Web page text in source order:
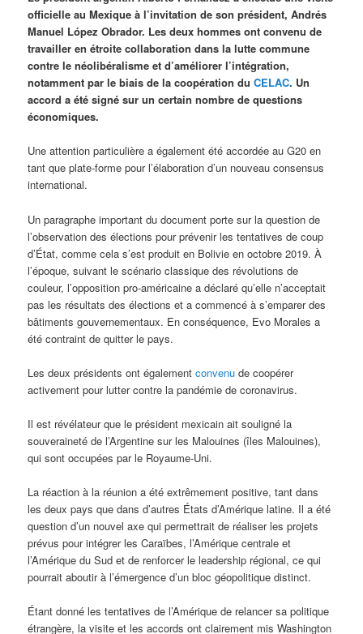
officielle au Mexique à l’invitation de son président, Andrés
Manuel López Obrador. Les deux hommes ont convenu de
travailler en étroite collaboration dans la lutte commune
contre le néolibéralisme et d’améliorer l’intégration,
notamment par le biais de la coopération duCELAC. Un
accord a été signé sur un certain nombre de questions
économiques.
Une attention particulière a également été accordée au G20 en
tant que plate-forme pour l’élaboration d’un nouveau consensus
international.
Un paragraphe important du document porte sur la question de
l’observation des élections pour prévenir les tentatives de coup
d’État, comme cela s’est produit en Bolivie en octobre 2019. À
l’époque, suivant le scénario classique des révolutions de
couleur, l’opposition pro-américaine a déclaré qu’elle n’acceptait
pas les résultats des élections et a commencé à s’emparer des
bâtiments gouvernementaux. En conséquence, Evo Morales a
été contraint de quitter le pays.
Les deux présidents ont égalementconvenu de coopérer
activement pour lutter contre la pandémie de coronavirus.
Il est révélateur que le président mexicain ait souligné la
souveraineté de l’Argentine sur les Malouines (îles Malouines),
qui sont occupées par le Royaume-Uni.
La réaction à la réunion a été extrêmement positive, tant dans
les deux pays que dans d’autres États d’Amérique latine. Il a été
question d’un nouvel axe qui permettrait de réaliser les projets
prévus pour intégrer les Caraïbes, l’Amérique centrale et
l’Amérique du Sud et de renforcer le leadership régional, ce qui
pourrait aboutir à l’émergence d’un bloc géopolitique distinct.
Étant donné les tentatives de l’Amérique de relancer sa politique
étrangère, la visite et les accords ont clairement mis Washington